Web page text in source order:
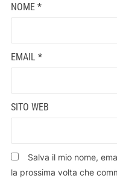
NOME *
EMAIL *
SITO WEB
Salva il mio nome,
la prossima volta che